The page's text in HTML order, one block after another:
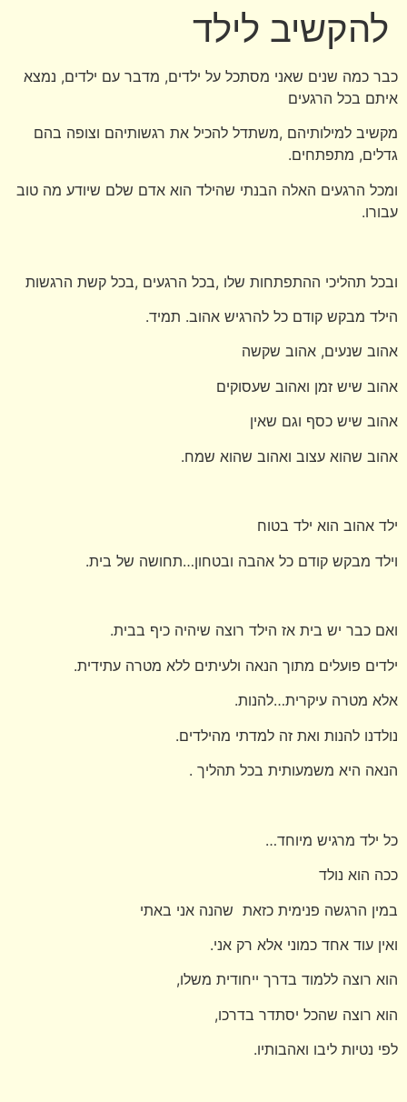
להקשיב לילד
כבר כמה שנים שאני מסתכל על ילדים, מדבר עם ילדים, נמצא
איתם בכל הרגעים
מקשיב למילותיהם ,משתדל להכיל את רגשותיהם וצופה בהם
גדלים, מתפתחים.
ומכל הרגעים האלה הבנתי שהילד הוא אדם שלם שיודע מה טוב
עבורו.
ובכל תהליכי ההתפתחות שלו ,בכל הרגעים ,בכל קשת הרגשות
הילד מבקש קודם כל להרגיש אהוב. תמיד.
אהוב שנעים, אהוב שקשה
אהוב שיש זמן ואהוב שעסוקים
אהוב שיש כסף וגם שאין
אהוב שהוא עצוב ואהוב שהוא שמח.
ילד אהוב הוא ילד בטוח
וילד מבקש קודם כל אהבה ובטחון…תחושה של בית.
ואם כבר יש בית אז הילד רוצה שיהיה כיף בבית.
ילדים פועלים מתוך הנאה ולעיתים ללא מטרה עתידית.
אלא מטרה עיקרית…להנות.
נולדנו להנות ואת זה למדתי מהילדים.
הנאה היא משמעותית בכל תהליך .
כל ילד מרגיש מיוחד…
ככה הוא נולד
במין הרגשה פנימית כזאת שהנה אני באתי
ואין עוד אחד כמוני אלא רק אני.
הוא רוצה ללמוד בדרך ייחודית משלו,
הוא רוצה שהכל יסתדר בדרכו,
לפי נטיות ליבו ואהבותיו.